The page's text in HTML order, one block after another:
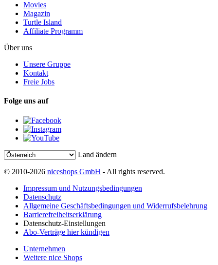
Movies
Magazin
Turtle Island
Affiliate Programm
Über uns
Unsere Gruppe
Kontakt
Freie Jobs
Folge uns auf
Land ändern
© 2010-2026 niceshops GmbH - All rights reserved.
Impressum und Nutzungsbedingungen
Datenschutz
Allgemeine Geschäftsbedingungen und Widerrufsbelehrung
Barrierefreiheitserklärung
Datenschutz-Einstellungen
Abo-Verträge hier kündigen
Unternehmen
Weitere nice Shops